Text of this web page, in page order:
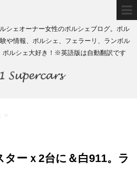
シェオーナー女性のポルシェブログ。ポル
や情報、ポルシェ、フェラーリ、ランボル
ポルシェ大好き！※英語版は自動翻訳です
>
ーｘ2台に＆白911。ラ